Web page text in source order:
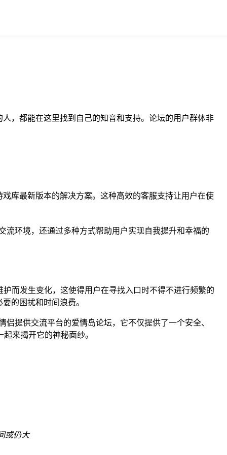
，都能在这里找到自己的知音和支持。论坛的用户群体非
库最新版本的解决方案。这种高效的客服支持让用户在使
流环境，还通过多种方式帮助用户实现自我提升和幸福的
而发生变化，这使得用户在寻找入口时不得不进行频繁的
的困扰和时间浪费。
提供交流平台的爱情岛论坛，它不仅提供了一个安全、
来揭开它的神秘面纱。
或仍大